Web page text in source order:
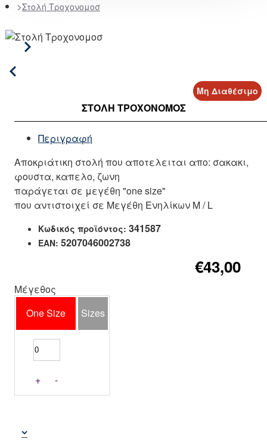
Στολή Τροχονομοσ
Μη Διαθέσιμο
ΣΤΟΛΉ ΤΡΟΧΟΝΟΜΟΣ
Περιγραφή
Αποκριάτικη στολή που αποτελειται απο: σακακι,
φουστα, καπελο, ζωνη
παράγεται σε μεγέθη "one size"
που αντιστοιχεί σε Μεγέθη Ενηλίκων M / L
Κωδικός προϊόντος: 341587
EAN: 5207046002738
€43,00
Μέγεθος
One Size
Sizes
+ -